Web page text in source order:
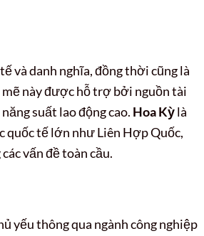
và danh nghĩa, đồng thời cũng là
này được hỗ trợ bởi nguồn tài
suất lao động cao. Hoa Kỳlà
quốc tế lớn như Liên Hợp Quốc,
vấn đề toàn cầu.
yếu thông qua ngành công nghiệp